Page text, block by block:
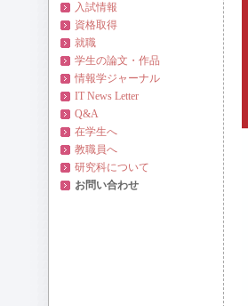
入試情報
資格取得
就職
学生の論文・作品
情報学ジャーナル
IT News Letter
Q&A
在学生へ
教職員へ
研究科について
お問い合わせ